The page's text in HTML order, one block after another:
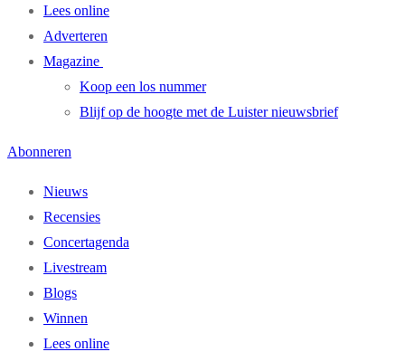
Lees online
Adverteren
Magazine
Koop een los nummer
Blijf op de hoogte met de Luister nieuwsbrief
Abonneren
Nieuws
Recensies
Concertagenda
Livestream
Blogs
Winnen
Lees online